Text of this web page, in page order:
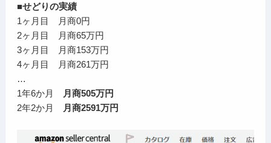
■せどりの実績
1ヶ月目 月商0円
2ヶ月目 月商65万円
3ヶ月目 月商153万円
4ヶ月目 月商261万円
…
1年6か月
月商505万円
2年2か月
月商2591万円